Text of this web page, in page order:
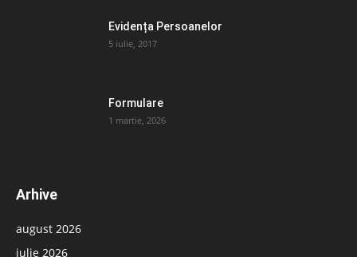
Evidența Persoanelor
5 iulie, 2017
Formulare
1 martie, 2026
Arhive
august 2026
iulie 2026